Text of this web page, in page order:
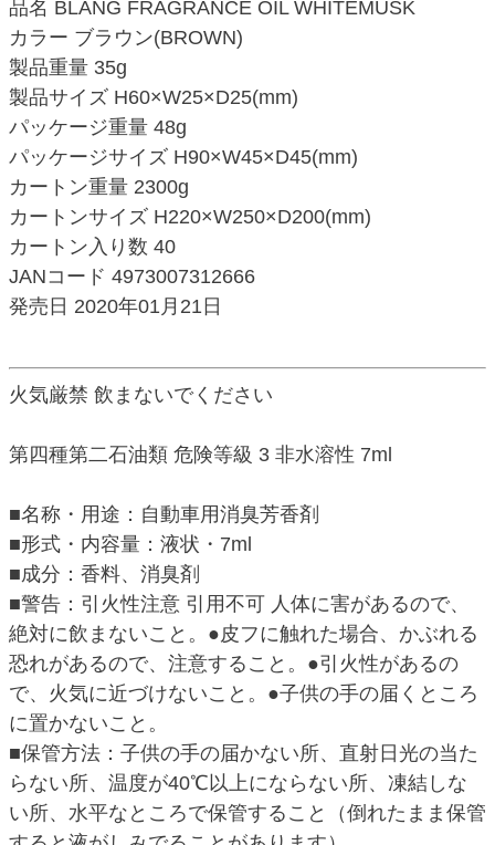
品名 BLANG FRAGRANCE OIL WHITEMUSK
カラー ブラウン(BROWN)
製品重量 35g
製品サイズ H60×W25×D25(mm)
パッケージ重量 48g
パッケージサイズ H90×W45×D45(mm)
カートン重量 2300g
カートンサイズ H220×W250×D200(mm)
カートン入り数 40
JANコード 4973007312666
発売日 2020年01月21日
火気厳禁 飲まないでください
第四種第二石油類 危険等級 3 非水溶性 7ml
■名称・用途：自動車用消臭芳香剤
■形式・内容量：液状・7ml
■成分：香料、消臭剤
■警告：引火性注意 引用不可 人体に害があるので、
絶対に飲まないこと。●皮フに触れた場合、かぶれる
恐れがあるので、注意すること。●引火性があるの
で、火気に近づけないこと。●子供の手の届くところ
に置かないこと。
■保管方法：子供の手の届かない所、直射日光の当た
らない所、温度が40℃以上にならない所、凍結しな
い所、水平なところで保管すること（倒れたまま保管